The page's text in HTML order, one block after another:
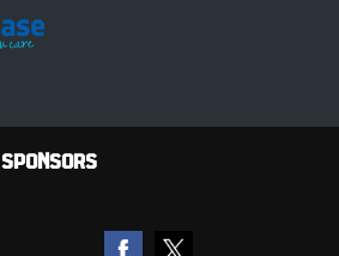
Sponsors